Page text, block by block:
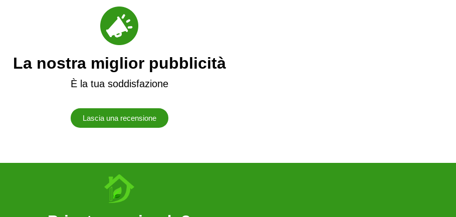
La nostra miglior pubblicità
È la tua soddisfazione
Lascia una recensione